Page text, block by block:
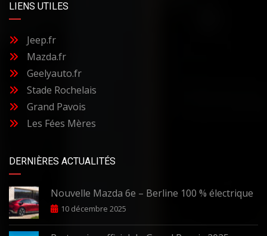
LIENS UTILES
Jeep.fr
Mazda.fr
Geelyauto.fr
Stade Rochelais
Grand Pavois
Les Fées Mères
DERNIÈRES ACTUALITÉS
Nouvelle Mazda 6e – Berline 100 % électrique
10 décembre 2025